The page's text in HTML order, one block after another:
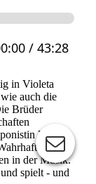
in Violeta
auch die
Brüder
Violeta
in der Musik.
spielt - und